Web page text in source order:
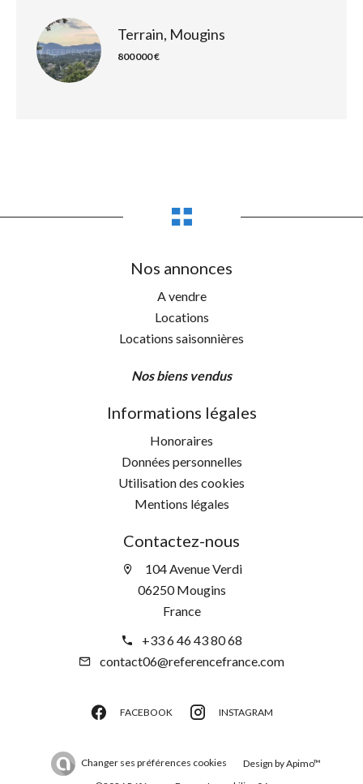
Terrain, Mougins
800 000 €
Nos annonces
A vendre
Locations
Locations saisonnières
Nos biens vendus
Informations légales
Honoraires
Données personnelles
Utilisation des cookies
Mentions légales
Contactez-nous
104 Avenue Verdi
06250 Mougins
France
+33 6 46 43 80 68
contact06@referencefrance.com
FACEBOOK INSTAGRAM
Changer ses préférences cookies Design byApimo™